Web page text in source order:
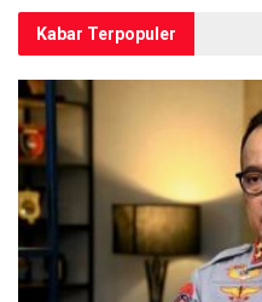
Kabar Terpopuler